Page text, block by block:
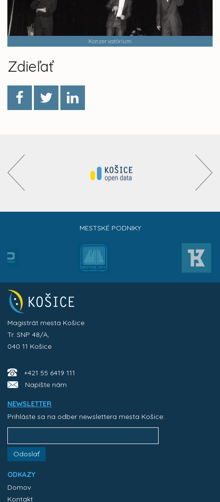
Konzervatórium
Zdieľať
MESTSKÉ PODNIKY
Magistrát mesta Košice
Tr. SNP 48/A,
040 11 Košice
+421 55 6419 111
Napíšte nám
NEWSLETTER
Prihláste sa na odber newslettera mesta Košice:
Odoslať
ODKAZY
Domov
Kontakt